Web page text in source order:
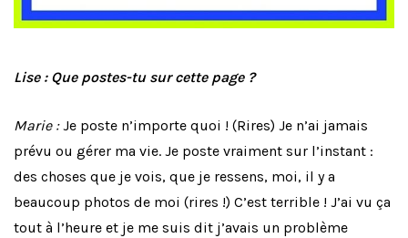
Lise : Que postes-tu sur cette page ?
Marie :Je poste n’importe quoi ! (Rires) Je n’ai jamais
prévu ou gérer ma vie. Je poste vraiment sur l’instant :
des choses que je vois, que je ressens, moi, il y a
beaucoup photos de moi (rires !) C’est terrible ! J’ai vu ça
tout à l’heure et je me suis dit j’avais un problème